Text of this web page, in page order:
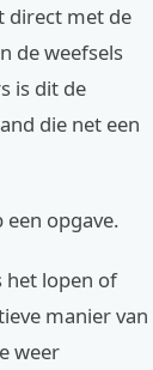
direct met de
de weefsels
is dit de
die net een
opgave.
het lopen of
manier van
weer